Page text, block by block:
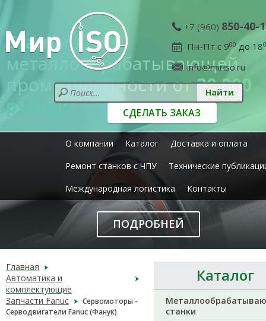
+7 (960) 850-40-
Пн-Пт с 900до 18
info@miriso.ru
СДЕЛАТЬ ЗАКАЗ
О компании Каталог
Доставка и оплата
Ремонт станков с ЧПУ
Технические
Международная логистика
Контакты
Станки для
металлообрабатывающей
промышленности от20 000
рублей
ПОДРОБНЕЙ
Главная
Автоматика и
комплектующие
Запчасти Fanuc
Сервомоторы -
Серводвигатели Fanuc (Фанук)
Каталог
станки